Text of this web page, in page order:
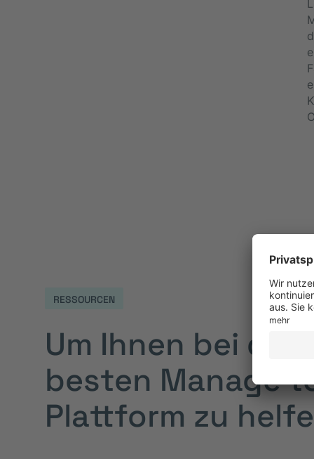
RESSOURCEN
Um Ihnen bei der
besten Manage
Plattform zu